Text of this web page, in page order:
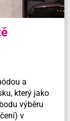
a
který jako
výběru
v